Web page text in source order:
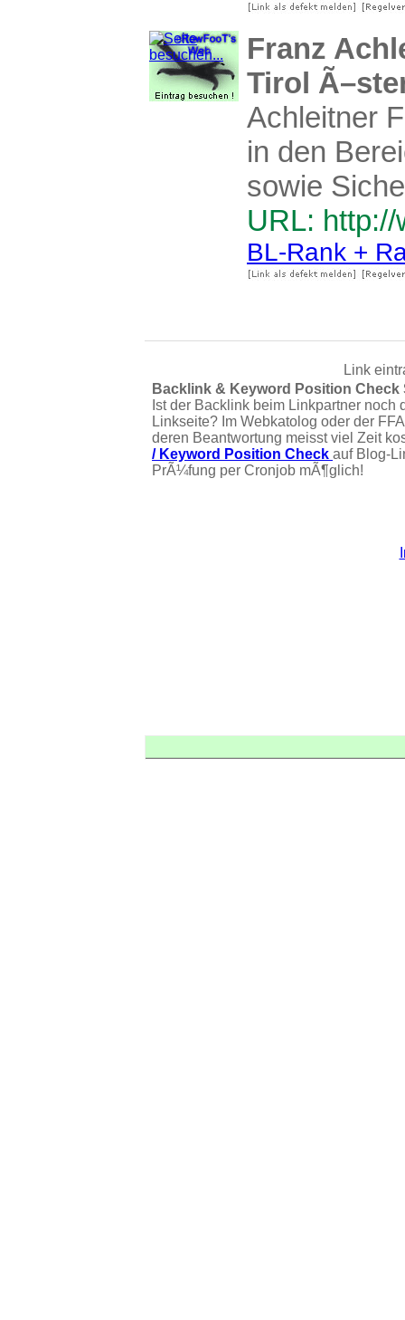
Franz
Tirol
Achleitner
in den
sowie
URL:
BL-Rank +
Link
Backlink & Keyword Position
Ist der Backlink beim Linkpartner noch
Linkseite? Im Webkatolog oder der
deren Beantwortung meisst viel Zeit
/ Keyword Position Check auf Blog-
PrÃ¼fung per Cronjob mÃ¶glich!